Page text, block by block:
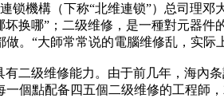
機構（下称“北维連锁”）总司理邓
换哪”；二级维修，是一種對元器
。“大師常常说的電腦维修乱，实际
二级维修能力。由于前几年，海內
個點配备四五個二级维修的工程師